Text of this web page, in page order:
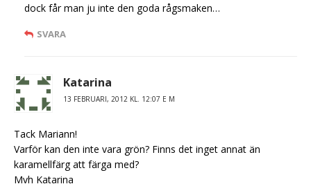
dock får man ju inte den goda rågsmaken…
SVARA
Katarina
13 FEBRUARI, 2012 KL. 12:07 E M
Tack Mariann!
Varför kan den inte vara grön? Finns det inget annat än
karamellfärg att färga med?
Mvh Katarina